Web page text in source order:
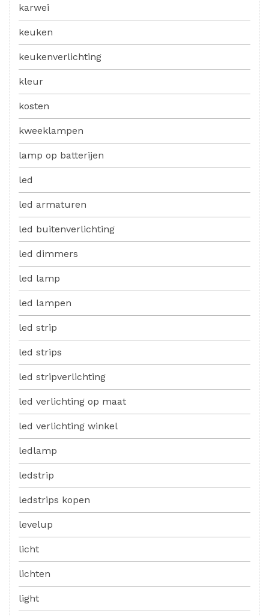
karwei
keuken
keukenverlichting
kleur
kosten
kweeklampen
lamp op batterijen
led
led armaturen
led buitenverlichting
led dimmers
led lamp
led lampen
led strip
led strips
led stripverlichting
led verlichting op maat
led verlichting winkel
ledlamp
ledstrip
ledstrips kopen
levelup
licht
lichten
light